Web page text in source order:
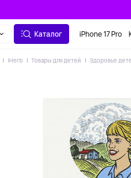
Каталог iPhone 17 Pro
IHerb Товары для детей Здоровье